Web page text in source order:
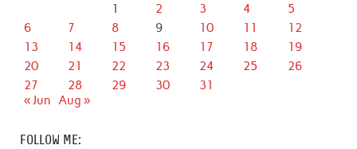
1 2 3 4
5
6
7 8 9 10 11
12
13
14 15 16 17 18
19
20
21 22 23 24 25
26
27
28 29 30
31
« Jun Aug »
FOLLOW ME: